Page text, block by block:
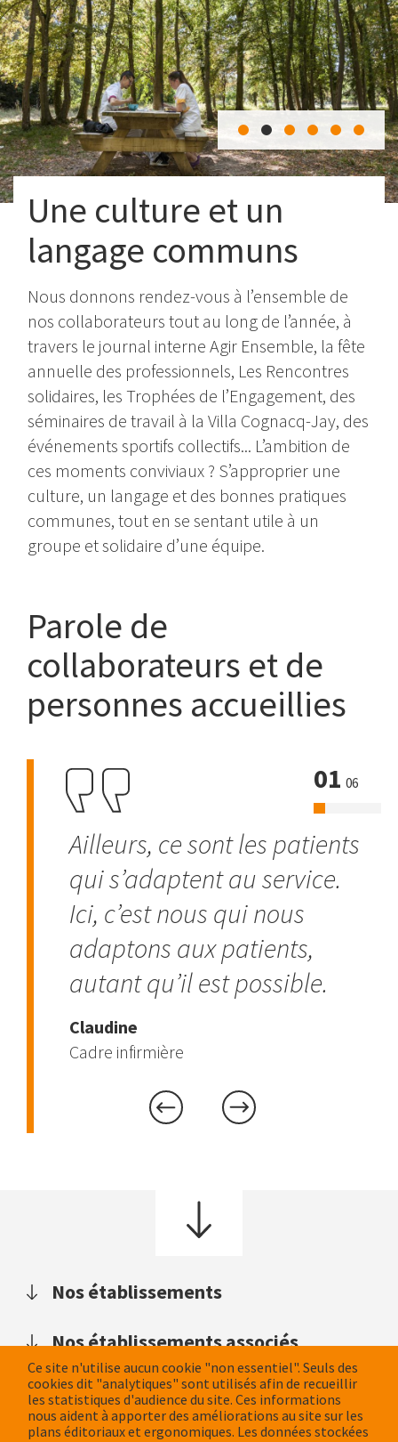
Une culture et un
langage communs
Nous donnons rendez-vous à l’ensemble de
nos collaborateurs tout au long de l’année, à
travers le journal interne Agir Ensemble, la fête
annuelle des professionnels, Les Rencontres
solidaires, les Trophées de l’Engagement, des
séminaires de travail à la Villa Cognacq-Jay, des
événements sportifs collectifs... L’ambition de
ces moments conviviaux ? S’approprier une
culture, un langage et des bonnes pratiques
communes, tout en se sentant utile à un
groupe et solidaire d’une équipe.
Parole de
collaborateurs et de
personnes accueillies
01 06
Ailleurs, ce sont les patients
qui s’adaptent au service.
Ici, c’est nous qui nous
adaptons aux patients,
autant qu’il est possible.
Claudine
Cadre infirmière
Nos
établissements
Nos établissements
Nos établissements associés
NOUS CONTACTER
Ce site n'utilise aucun cookie "non essentiel". Seuls des
cookies dit "analytiques" sont utilisés afin de recueillir
les statistiques d'audience du site. Ces informations
nous aident à apporter des améliorations au site sur les
plans éditoriaux et ergonomiques. Les données stockées